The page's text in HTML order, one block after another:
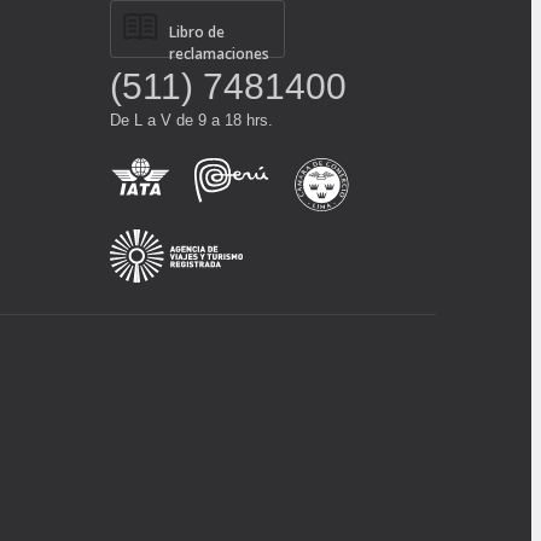
Libro de
reclamaciones
(511) 7481400
De L a V de 9 a 18 hrs.